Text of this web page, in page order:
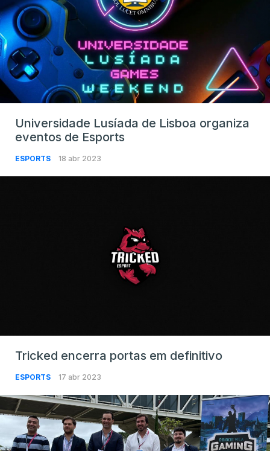
Universidade Lusíada de Lisboa organiza
eventos de Esports
ESPORTS 18 abr 2023
Tricked encerra portas em definitivo
ESPORTS 17 abr 2023